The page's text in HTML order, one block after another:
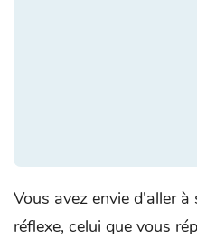
Vous avez envie d'aller à
réflexe, celui que vous